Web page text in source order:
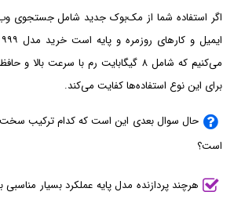
اگر استفاده شما از مک‌بوک جدید شامل جستجوی
برای این نوع استفاده‌ها کفایت می‌کند.
حال سوال بعدی این است که کدام ترکیب
است؟
هرچند پردازنده مدل پایه عملکرد بسیار